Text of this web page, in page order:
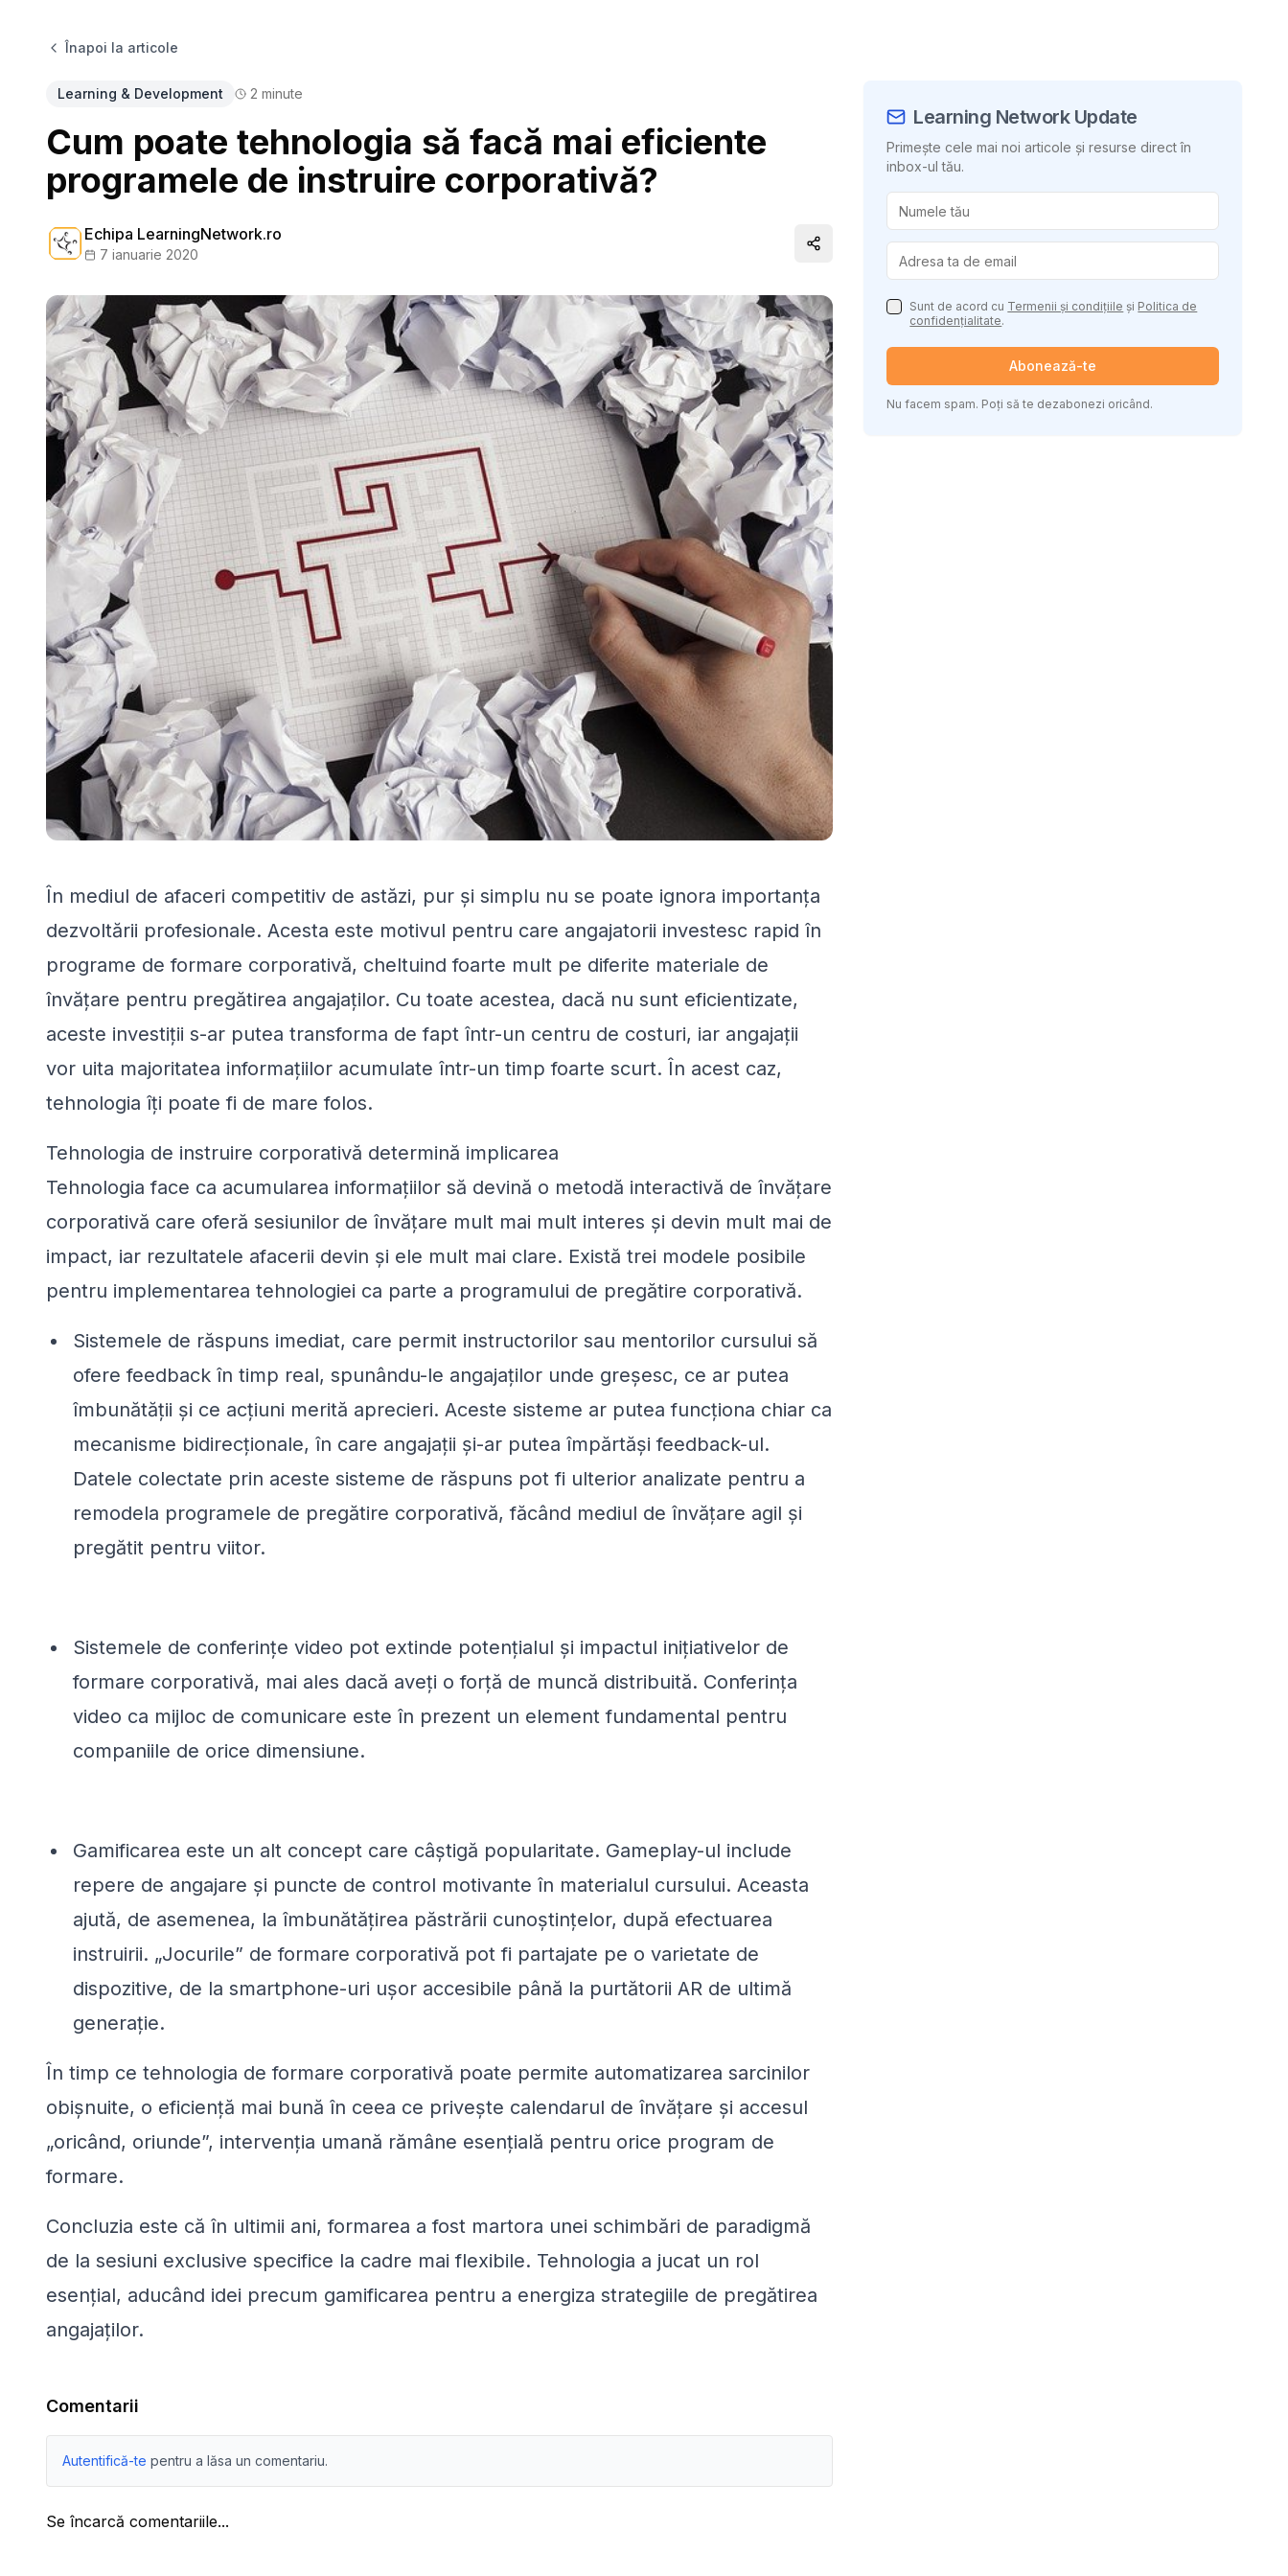
Înapoi la articole
Learning & Development 2 minute
Cum poate tehnologia să facă mai eficiente
programele de instruire corporativă?
Echipa LearningNetwork.ro
7 ianuarie 2020 Distribuie conținutul
În mediul de afaceri competitiv de astăzi, pur și simplu nu se poate ignora importanța
dezvoltării profesionale. Acesta este motivul pentru care angajatorii investesc rapid în
programe de formare corporativă, cheltuind foarte mult pe diferite materiale de
învățare pentru pregătirea angajaților. Cu toate acestea, dacă nu sunt eficientizate,
aceste investiții s-ar putea transforma de fapt într-un centru de costuri, iar angajații
vor uita majoritatea informațiilor acumulate într-un timp foarte scurt. În acest caz,
tehnologia îți poate fi de mare folos.
Tehnologia de instruire corporativă determină implicarea
Tehnologia face ca acumularea informațiilor să devină o metodă interactivă de învățare
corporativă care oferă sesiunilor de învățare mult mai mult interes și devin mult mai de
impact, iar rezultatele afacerii devin și ele mult mai clare. Există trei modele posibile
pentru implementarea tehnologiei ca parte a programului de pregătire corporativă.
Sistemele de răspuns imediat, care permit instructorilor sau mentorilor cursului să
ofere feedback în timp real, spunându-le angajaților unde greșesc, ce ar putea
îmbunătății și ce acțiuni merită aprecieri. Aceste sisteme ar putea funcționa chiar ca
mecanisme bidirecționale, în care angajații și-ar putea împărtăși feedback-ul.
Datele colectate prin aceste sisteme de răspuns pot fi ulterior analizate pentru a
remodela programele de pregătire corporativă, făcând mediul de învățare agil și
pregătit pentru viitor.
Sistemele de conferințe video pot extinde potențialul și impactul inițiativelor de
formare corporativă, mai ales dacă aveți o forță de muncă distribuită. Conferința
video ca mijloc de comunicare este în prezent un element fundamental pentru
companiile de orice dimensiune.
Gamificarea este un alt concept care câștigă popularitate. Gameplay-ul include
repere de angajare și puncte de control motivante în materialul cursului. Aceasta
ajută, de asemenea, la îmbunătățirea păstrării cunoștințelor, după efectuarea
instruirii. „Jocurile” de formare corporativă pot fi partajate pe o varietate de
dispozitive, de la smartphone-uri ușor accesibile până la purtătorii AR de ultimă
generație.
În timp ce tehnologia de formare corporativă poate permite automatizarea sarcinilor
obișnuite, o eficiență mai bună în ceea ce privește calendarul de învățare și accesul
„oricând, oriunde”, intervenția umană rămâne esențială pentru orice program de
formare.
Concluzia este că în ultimii ani, formarea a fost martora unei schimbări de paradigmă
de la sesiuni exclusive specifice la cadre mai flexibile. Tehnologia a jucat un rol
esențial, aducând idei precum gamificarea pentru a energiza strategiile de pregătirea
angajaților.
Comentarii
Autentifică-te pentru a lăsa un comentariu.
Se încarcă comentariile...
Learning Network Update
Primește cele mai noi articole și resurse direct în
inbox-ul tău.
Sunt de acord cu Termenii și condițiile și Politica de
confidențialitate.
Abonează-te
Nu facem spam. Poți să te dezabonezi oricând.